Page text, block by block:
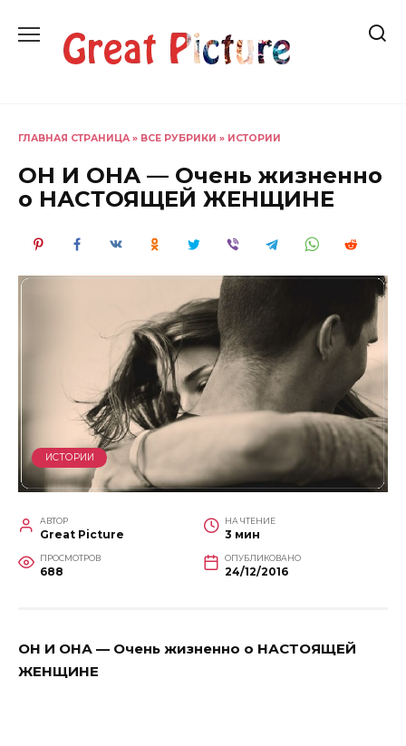
содержанию
ГЛАВНАЯ СТРАНИЦА » ВСЕ РУБРИКИ » ИСТОРИИ
ОН И ОНА — Очень жизненно
о НАСТОЯЩЕЙ ЖЕНЩИНЕ
ИСТОРИИ
АВТОР
Great Picture
НА ЧТЕНИЕ
3 мин
ПРОСМОТРОВ
688
ОПУБЛИКОВАНО
24/12/2016
ОН И ОНА — Очень жизненно о НАСТОЯЩЕЙ
ЖЕНЩИНЕ